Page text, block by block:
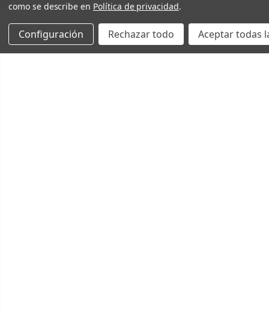
como se describe en Política de privacidad.
Configuración Rechazar todo Aceptar todas